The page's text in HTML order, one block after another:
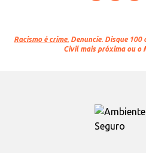
Racismo é crime. Denuncie. Disque 100
Civil mais próxima ou o